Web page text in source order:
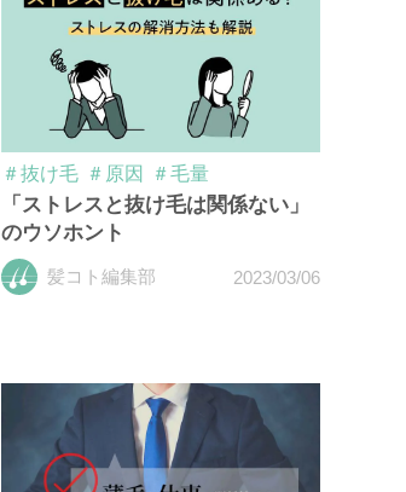
＃抜け毛 ＃原因 ＃毛量
「ストレスと抜け毛は関係ない」
のウソホント
髪コト編集部 2023/03/06